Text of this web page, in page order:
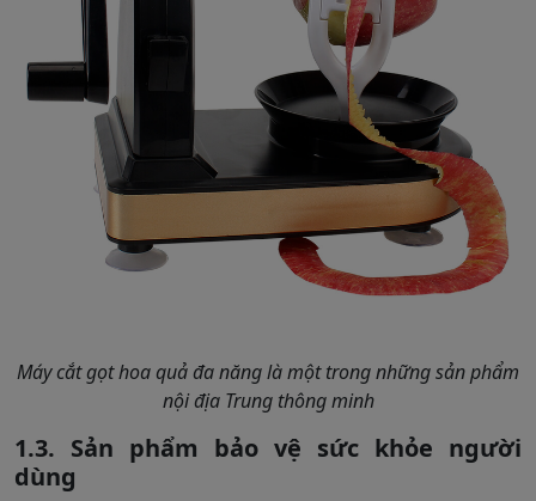
Máy cắt gọt hoa quả đa năng là một trong những sản phẩm
nội địa Trung thông minh
1.3. Sản phẩm bảo vệ sức khỏe người
dùng